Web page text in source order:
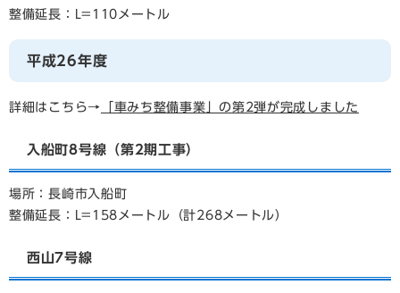
整備延長：L=110メートル
平成26年度
詳細はこちら→ 「車みち整備事業」の第2弾が完成しました
入船町8号線（第2期工事）
場所：長崎市入船町
整備延長：L=158メートル（計268メートル）
西山7号線